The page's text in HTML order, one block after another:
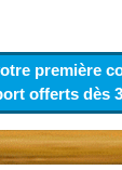
première
offerts dès